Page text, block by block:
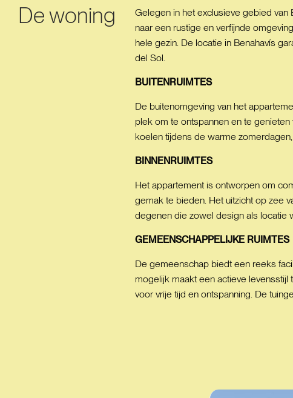
De woning
Gelegen in het exclusieve gebied
naar een rustige en verfijnde
hele gezin. De locatie in Benahavís
del Sol.
BUITENRUIMTES
De buitenomgeving van het
plek om te ontspannen en te
koelen tijdens de warme
BINNENRUIMTES
Het appartement is ontworpen om
gemak te bieden. Het uitzicht op zee
degenen die zowel design als locatie
GEMEENSCHAPPELIJKE RUIMTES
De gemeenschap biedt een reeks
mogelijk maakt een actieve
voor vrije tijd en ontspanning. De